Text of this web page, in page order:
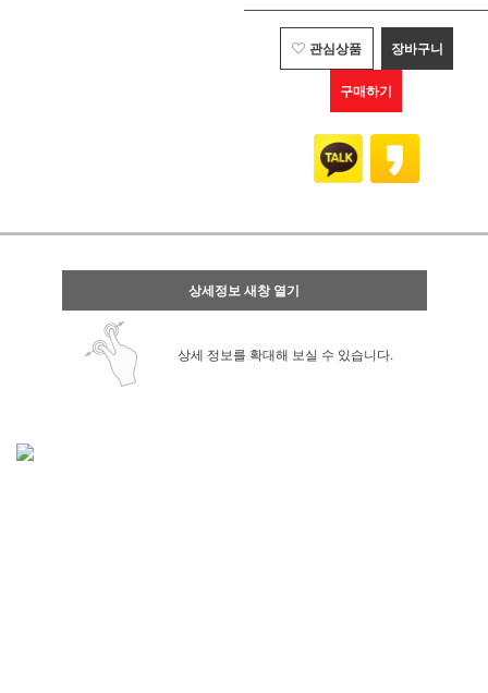
관심상품 장바구니
구매하기
상세정보 새창 열기
상세 정보를 확대해 보실 수 있습니다.